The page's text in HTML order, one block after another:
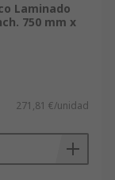
Laminado
750 mm x
271,81 €/unidad